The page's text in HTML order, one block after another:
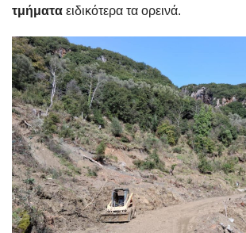
τμήματα ειδικότερα τα ορεινά.